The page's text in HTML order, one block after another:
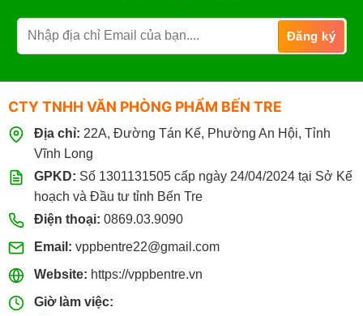
CTY TNHH VĂN PHÒNG PHẨM BẾN TRE
Địa chỉ: 22A, Đường Tán Kế, Phường An Hội, Tỉnh
Vĩnh Long
GPKD: Số 1301131505 cấp ngày 24/04/2024 tại Sở Kế
hoạch và Đầu tư tỉnh Bến Tre
Điện thoại: 0869.03.9090
Email: vppbentre22@gmail.com
Website: https://vppbentre.vn
Giờ làm việc: